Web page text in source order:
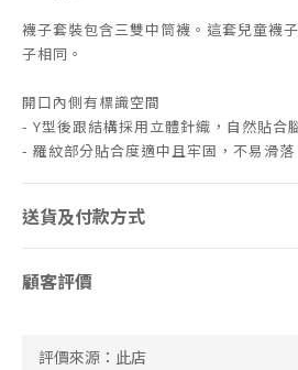
襪子套裝包含三雙中筒襪。這套兒童襪
子相同。
開口內側有標識空間
- Y型後跟結構採用立體針織，自然貼合
- 羅紋部分貼合度適中且牢固，不易滑落
送貨及付款方式
顧客評價